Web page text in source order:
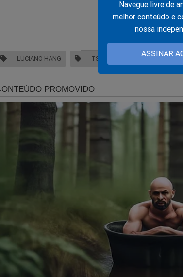
Navegue livre de
melhor conteúdo e
nossa
ASSINAR
Em uma das conversas, um assessor teria escrito a
agora vamos pegar as decisões para o senhor".
início do julgamento pelo STF da suposta trama
parlamentar anunciou que enviará a documentação
Luís Roberto Barroso, com pedido de suspensão do
Vaza a estranha expectativa de
sobre o julgamento de Bolsonaro
LUCIANO HANG TSE EDUARDO